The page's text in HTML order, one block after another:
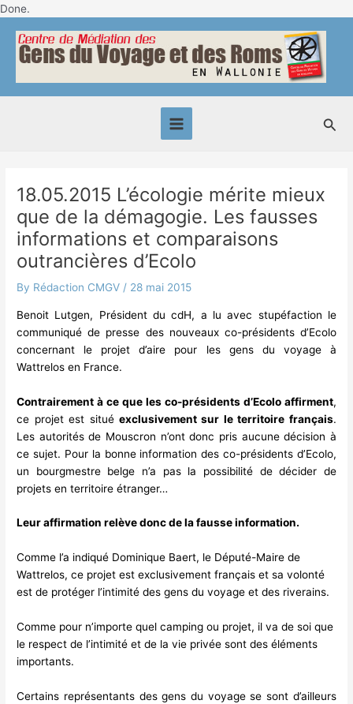
Done.
content
Main
Menu
18.05.2015 L’écologie mérite mieux
que de la démagogie. Les fausses
informations et comparaisons
outrancières d’Ecolo
By Rédaction CMGV / 28 mai 2015
Benoit Lutgen, Président du cdH, a lu avec stupéfaction le
communiqué de presse des nouveaux co-présidents d’Ecolo
concernant le projet d’aire pour les gens du voyage à
Wattrelos en France.
Contrairement à ce que les co-présidents d’Ecolo affirment,
ce projet est situé exclusivement sur le territoire français.
Les autorités de Mouscron n’ont donc pris aucune décision à
ce sujet. Pour la bonne information des co-présidents d’Ecolo,
un bourgmestre belge n’a pas la possibilité de décider de
projets en territoire étranger…
Leur affirmation relève donc de la fausse information.
Comme l’a indiqué Dominique Baert, le Député-Maire de
Wattrelos, ce projet est exclusivement français et sa volonté
est de protéger l’intimité des gens du voyage et des riverains.
Comme pour n’importe quel camping ou projet, il va de soi que
le respect de l’intimité et de la vie privée sont des éléments
importants.
Certains représentants des gens du voyage se sont d’ailleurs
navigation